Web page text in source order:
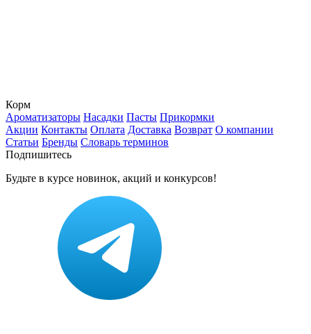
Корм
Ароматизаторы Насадки Пасты Прикормки
Акции Контакты Оплата Доставка Возврат О компании
Статьи Бренды Словарь терминов
Подпишитесь
Будьте в курсе новинок, акций и конкурсов!